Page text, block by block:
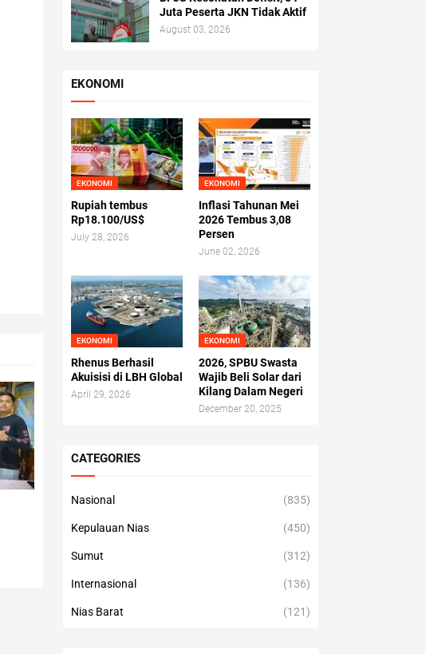
Juta Peserta JKN Tidak Aktif
August 03, 2026
EKONOMI
EKONOMI
Rupiah tembus
Rp18.100/US$
July 28, 2026
EKONOMI
Inflasi Tahunan Mei
2026 Tembus 3,08
Persen
June 02, 2026
EKONOMI
Rhenus Berhasil
Akuisisi di LBH Global
April 29, 2026
EKONOMI
2026, SPBU Swasta
Wajib Beli Solar dari
Kilang Dalam Negeri
December 20, 2025
CATEGORIES
Nasional (835)
Kepulauan Nias (450)
Sumut (312)
Internasional (136)
Nias Barat (121)